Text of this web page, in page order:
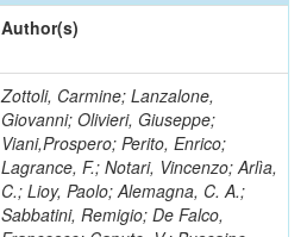
Author(s)
Zottoli, Carmine; Lanzalone,
Giovanni; Olivieri, Giuseppe;
Viani,Prospero; Perito, Enrico;
Lagrance, F.; Notari, Vincenzo; Arlìa,
C.; Lioy, Paolo; Alemagna, C. A.;
Sabbatini, Remigio; De Falco,